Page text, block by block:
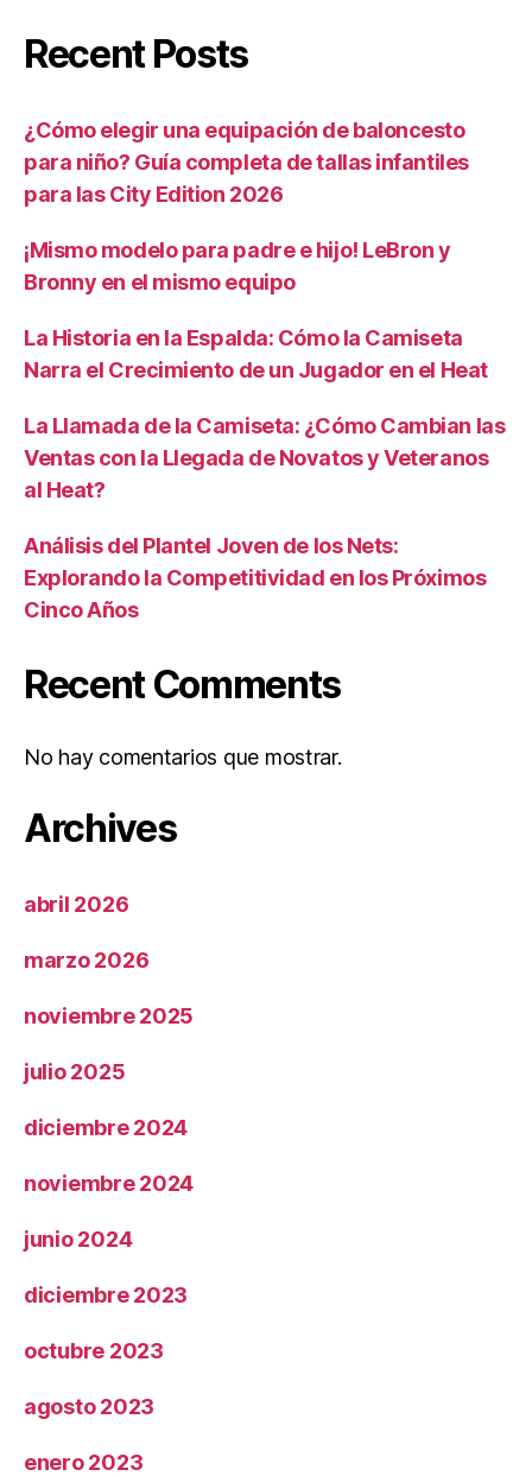
Recent Posts
¿Cómo elegir una equipación de baloncesto
para niño? Guía completa de tallas infantiles
para las City Edition 2026
¡Mismo modelo para padre e hijo! LeBron y
Bronny en el mismo equipo
La Historia en la Espalda: Cómo la Camiseta
Narra el Crecimiento de un Jugador en el Heat
La Llamada de la Camiseta: ¿Cómo Cambian las
Ventas con la Llegada de Novatos y Veteranos
al Heat?
Análisis del Plantel Joven de los Nets:
Explorando la Competitividad en los Próximos
Cinco Años
Recent Comments
No hay comentarios que mostrar.
Archives
abril 2026
marzo 2026
noviembre 2025
julio 2025
diciembre 2024
noviembre 2024
junio 2024
diciembre 2023
octubre 2023
agosto 2023
enero 2023